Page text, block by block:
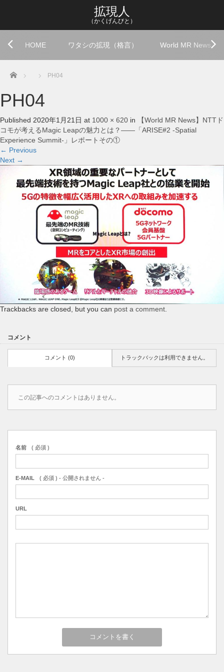
拡現人
（かくげんびと）
HOME ワタシの拡現（格言） World MR News
Home PH04
PH04
Published 2020年1月21日 at 1000 × 620 in
【World MR News】NTTド
コモが考えるMagic Leapの魅力とは？――「ARISE#2 -Spatial
Experience Summit-」レポートその①
← Previous
Next →
Trackbacks are closed, but you can post a comment
コメント
コメント (0) トラックバックは利用できません。
この記事へのコメントはありません。
名前 ( 必須 )
E-MAIL ( 必須 ) - 公開されません -
URL